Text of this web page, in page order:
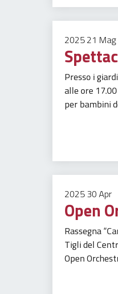
202521 Mag
Presso i
alle ore
per bambini
202530Apr
Open
Rassegna
Tigli del
Open